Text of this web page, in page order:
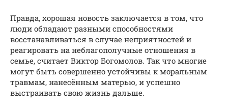
Правда, хорошая новость заключается в том, что
люди обладают разными способностями
восстанавливаться в случае неприятностей и
реагировать на неблагополучные отношения в
семье, считает Виктор Богомолов. Так что многие
могут быть совершенно устойчивы к моральным
травмам, нанесённым матерью, и успешно
выстраивать свою жизнь дальше.